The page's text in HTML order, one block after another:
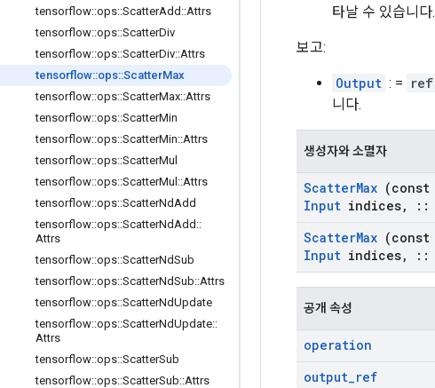
tensorflow::ops::ScatterAdd ::Attrs
tensorflow::ops::ScatterDiv
tensorflow::ops::ScatterDiv::Attrs
tensorflow::ops::ScatterMax
tensorflow::ops::ScatterMax::Attrs
tensorflow::ops::ScatterMin
tensorflow::ops::ScatterMin::Attrs
tensorflow::ops::ScatterMul
tensorflow::ops::ScatterMul ::Attrs
tensorflow::ops::ScatterNdAdd
tensorflow::ops::ScatterNdAdd ::
Attrs
tensorflow::ops::ScatterNdSub
tensorflow::ops::ScatterNdSub::Attrs
tensorflow::ops::ScatterNdUpdate
tensorflow::ops::ScatterNdUpdate::
Attrs
tensorflow::ops::ScatterSub
tensorflow::ops::ScatterSub::Attrs
타날 수 있습니다.
보고:
Output : = ref
니다.
생성자와 소멸자
ScatterMax (const
Input indices, ::
ScatterMax (const
Input indices, ::
공개 속성
operation
output_ref